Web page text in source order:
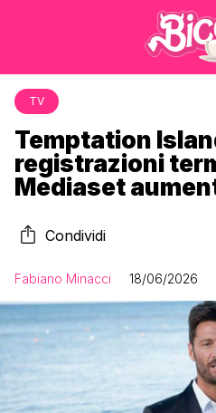
TV
Temptation
registrazioni
Mediaset
Condividi
Fabiano Minacci 18/06/2026